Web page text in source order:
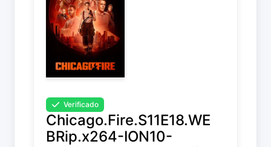
Verificado
Chicago.Fire.S11E18.WE
BRip.x264-ION10-